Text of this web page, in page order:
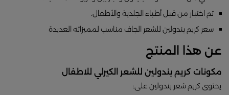
تم اختبار من قبل أطباء الجلدية والأطفال.
سعر كريم بندولين للشعر الجاف مناسب لمميزاته العديدة
عن هذا المنتج
مكونات كريم بندولين للشعر الكيرلي للاطفال
يحتوى كريم شعر بندولين على: